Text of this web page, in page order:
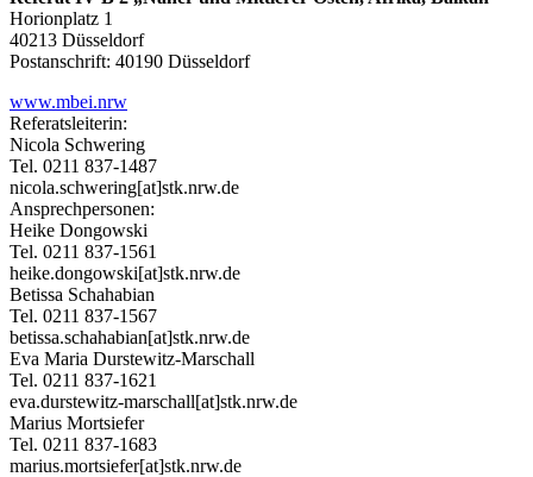
Horionplatz 1
40213 Düsseldorf
Postanschrift: 40190 Düsseldorf
www.mbei.nrw
Referatsleiterin:
Nicola Schwering
Tel. 0211 837-1487
nicola.schwering[at]stk.nrw.de
Ansprechpersonen:
Heike Dongowski
Tel. 0211 837-1561
heike.dongowski[at]stk.nrw.de
Betissa Schahabian
Tel. 0211 837-1567
betissa.schahabian[at]stk.nrw.de
Eva Maria Durstewitz-Marschall
Tel. 0211 837-1621
eva.durstewitz-marschall[at]stk.nrw.de
Marius Mortsiefer
Tel. 0211 837-1683
marius.mortsiefer[at]stk.nrw.de